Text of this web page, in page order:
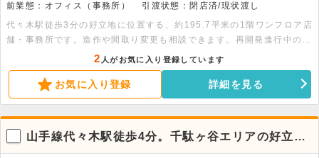
前業態：オフィス（事務所）
引渡状態：閉店済/現状渡し
代々木駅徒歩3分の好立地に位置する、約195.7平米の1階ワンフロア店
舗・事務所です。造作や間取り変更も相談できます。再開発進行中の注
目エリアにあり、新宿駅も徒歩圏内でアクセスに優れています。お気軽
にお問い合わせください。
2 人がお気に入り登録しています
お気に入り登録 詳細を見る
山手線代々木駅徒歩4分。千駄ヶ谷エリアの好立地
な2階貸事務所です。